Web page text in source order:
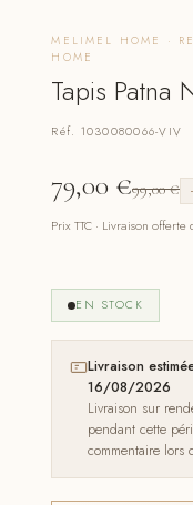
MELIMEL HOME ·
HOME
Tapis Patna
Réf. 1030080066-VIV
79,00 €99,00€
Prix TTC · Livraison
EN STOCK
Livraison
16/08/2026
Livraison sur
pendant cette
commentaire lors